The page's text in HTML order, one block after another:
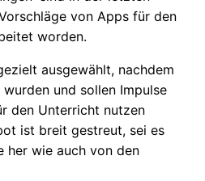
von Apps für den
worden.
ausgewählt, nachdem
und sollen Impulse
den Unterricht nutzen
ist breit gestreut, sei es
her wie auch von den